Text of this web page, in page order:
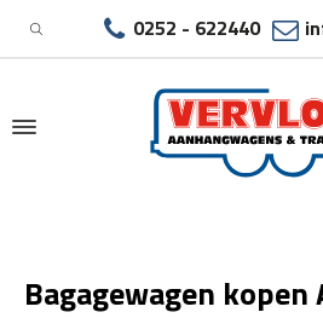
0252 - 622440
BAGAGEWAGEN
Bagagewagen